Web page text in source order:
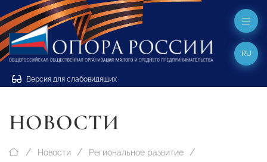
Версия для слабовидящих
RU
НОВОСТИ
Новости Региональное развитие